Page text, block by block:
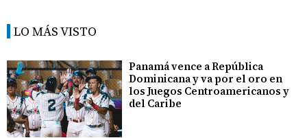
LO MÁS VISTO
Panamá vence a República
Dominicana y va por el oro en
los Juegos Centroamericanos y
del Caribe